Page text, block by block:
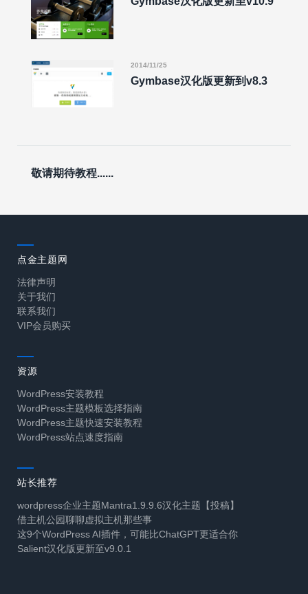
2014/11/25
Gymbase汉化版更新到v8.3
敬请期待教程......
点金主题网
法律声明
关于我们
联系我们
VIP会员购买
资源
WordPress安装教程
WordPress主题模板选择指南
WordPress主题快速安装教程
WordPress站点速度指南
站长推荐
wordpress企业主题Mantra1.9.9.6汉化主题【投稿】
借主机公园聊聊虚拟主机那些事
这9个WordPress AI插件，可能比ChatGPT更适合你
Salient汉化版更新至v9.0.1